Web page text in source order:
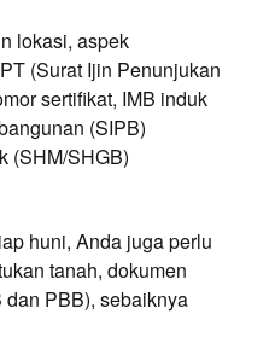
lokasi, aspek
(Surat Ijin Penunjukan
sertifikat, IMB induk
(SIPB)
(SHM/SHGB)
huni, Anda juga perlu
tanah, dokumen
dan PBB), sebaiknya